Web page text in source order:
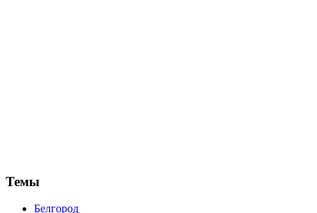
Темы
Белгород